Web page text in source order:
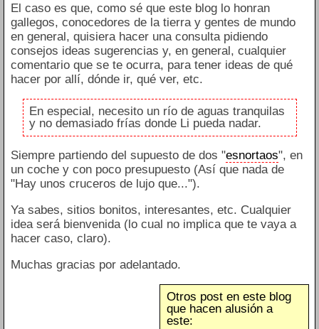
El caso es que, como sé que este blog lo honran
gallegos, conocedores de la tierra y gentes de mundo
en general, quisiera hacer una consulta pidiendo
consejos ideas sugerencias y, en general, cualquier
comentario que se te ocurra, para tener ideas de qué
hacer por allí, dónde ir, qué ver, etc.
En especial, necesito un río de aguas tranquilas
y no demasiado frías donde Li pueda nadar.
Siempre partiendo del supuesto de dos "esnortaos", en
un coche y con poco presupuesto (Así que nada de
"Hay unos cruceros de lujo que...").
Ya sabes, sitios bonitos, interesantes, etc. Cualquier
idea será bienvenida (lo cual no implica que te vaya a
hacer caso, claro).
Muchas gracias por adelantado.
Otros post en este blog
que hacen alusión a
este: